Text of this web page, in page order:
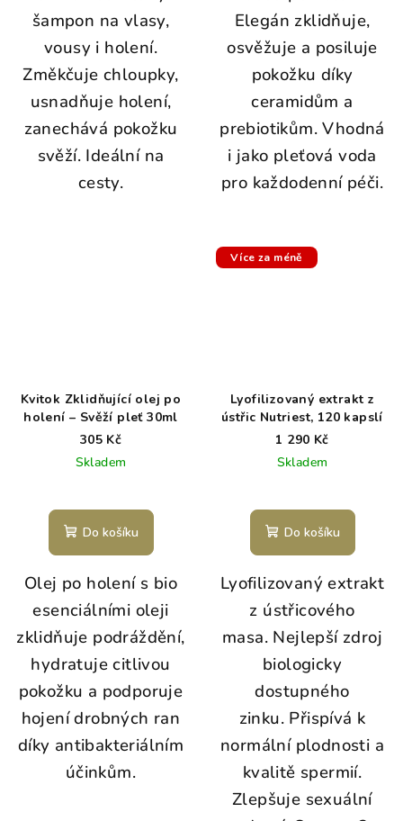
šampon na vlasy,
vousy i holení.
Změkčuje chloupky,
usnadňuje holení,
zanechává pokožku
svěží. Ideální na
cesty.
Elegán zklidňuje,
osvěžuje a posiluje
pokožku díky
ceramidům a
prebiotikům. Vhodná
i jako pleťová voda
pro každodenní péči.
Kvitok Zklidňující olej po
holení – Svěží pleť 30ml
305 Kč
Skladem
Do košíku
Olej po holení s bio
esenciálními oleji
zklidňuje podráždění,
hydratuje citlivou
pokožku a podporuje
hojení drobných ran
díky antibakteriálním
účinkům.
Více za méně
Lyofilizovaný extrakt z
ústřic Nutriest, 120 kapslí
1 290 Kč
Skladem
Do košíku
Lyofilizovaný extrakt
z ústřicového
masa. Nejlepší zdroj
biologicky
dostupného
zinku. Přispívá k
normální plodnosti a
kvalitě spermií.
Zlepšuje sexuální